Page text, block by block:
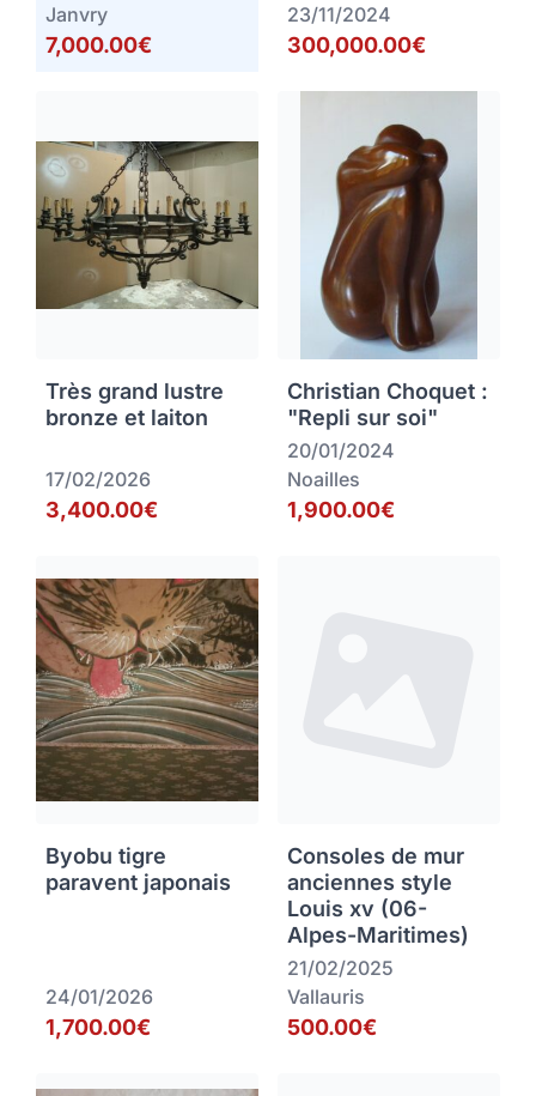
Janvry
7,000.00€
23/11/2024
300,000.00€
Très grand lustre
bronze et laiton
17/02/2026
3,400.00€
Christian Choquet :
"Repli sur soi"
20/01/2024
Noailles
1,900.00€
Byobu tigre
paravent japonais
24/01/2026
1,700.00€
Consoles de mur
anciennes style
Louis xv (06-
Alpes-Maritimes)
21/02/2025
Vallauris
500.00€